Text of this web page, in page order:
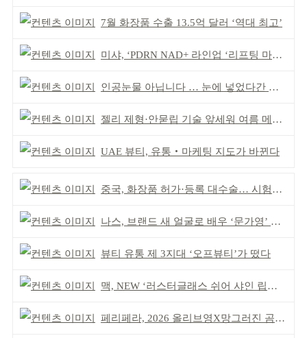
7월 화장품 수출 13.5억 달러 ‘역대 최고’
미샤, ‘PDRN NAD+ 라인업 ‘리프팅 마스크’ 출시
인공눈물 아닙니다 … 눈에 넣었다간 각막 손상
젤리 제형·안묻립 기술 앞세워 여름 메이크업 시장 공략
UAE 뷰티, 유통‧마케팅 지도가 바뀐다
중국, 화장품 허가·등록 대수술… 시험자료 공용 허용
나스, 브랜드 새 얼굴로 배우 ‘문가영’ 발탁
뷰티 유통 제 3지대 ‘오프뷰티’가 떴다
맥, NEW ‘러스터글래스 쉬어 샤인 립스틱’ 출시
페리페라, 2026 올리브영X망그러진 곰 콜라보